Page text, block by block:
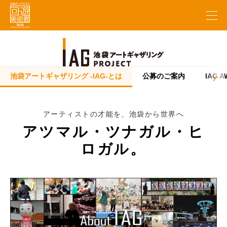
池袋アートギャザリング -IAG-とは 公募のご案内 IAG
アーティストの才能を、池袋から世界へ
アツマル・ツナガル・ヒ
ロガル。